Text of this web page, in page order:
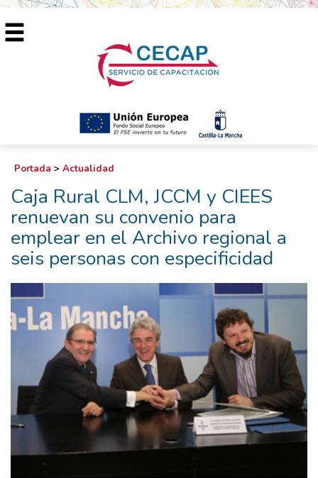
Portada > Actualidad
Caja Rural CLM, JCCM y CIEES
renuevan su convenio para
emplear en el Archivo regional a
seis personas con especificidad